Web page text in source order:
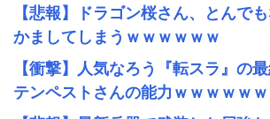
【悲報】ドラゴン桜さん、とんで
かましてしまうｗｗｗｗｗｗ
【衝撃】人気なろう『転スラ』の
テンペストさんの能力ｗｗｗｗｗｗ